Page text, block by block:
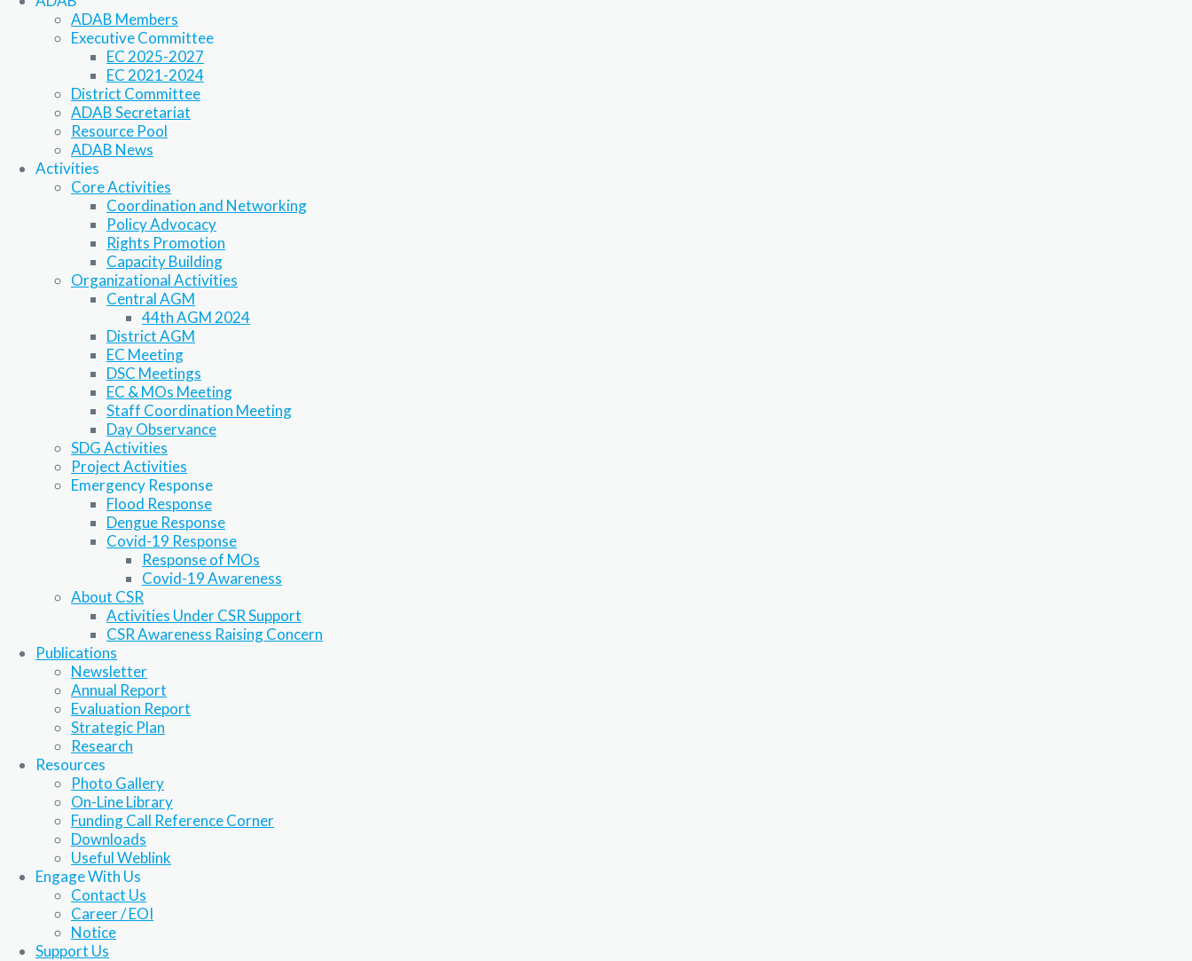
ADAB Members
Executive Committee
EC 2025-2027
EC 2021-2024
District Committee
ADAB Secretariat
Resource Pool
ADAB News
Activities
Core Activities
Coordination and Networking
Policy Advocacy
Rights Promotion
Capacity Building
Organizational Activities
Central AGM
44th AGM 2024
District AGM
EC Meeting
DSC Meetings
EC & MOs Meeting
Staff Coordination Meeting
Day Observance
SDG Activities
Project Activities
Emergency Response
Flood Response
Dengue Response
Covid-19 Response
Response of MOs
Covid-19 Awareness
About CSR
Activities Under CSR Support
CSR Awareness Raising Concern
Publications
Newsletter
Annual Report
Evaluation Report
Strategic Plan
Research
Resources
Photo Gallery
On-Line Library
Funding Call Reference Corner
Downloads
Useful Weblink
Engage With Us
Contact Us
Career / EOI
Notice
Support Us